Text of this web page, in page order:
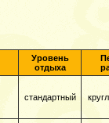
Уровень
отдыха
стандартный